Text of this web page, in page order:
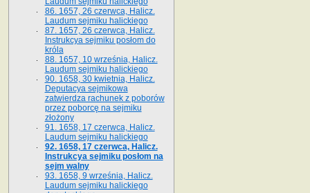
86. 1657, 26 czerwca, Halicz.
Laudum sejmiku halickiego
87. 1657, 26 czerwca, Halicz.
Instrukcya sejmiku posłom do
króla
88. 1657, 10 września, Halicz.
Laudum sejmiku halickiego
90. 1658, 30 kwietnia, Halicz.
Deputacya sejmikowa
zatwierdza rachunek z poborów
przez poborcę na sejmiku
złożony
91. 1658, 17 czerwca, Halicz.
Laudum sejmiku halickiego
92. 1658, 17 czerwca, Halicz.
Instrukcya sejmiku posłom na
sejm walny
93. 1658, 9 września, Halicz.
Laudum sejmiku halickiego